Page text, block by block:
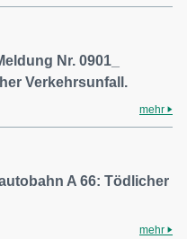
Nr. 0901_
Verkehrsunfall.
mehr
A 66: Tödlicher
mehr